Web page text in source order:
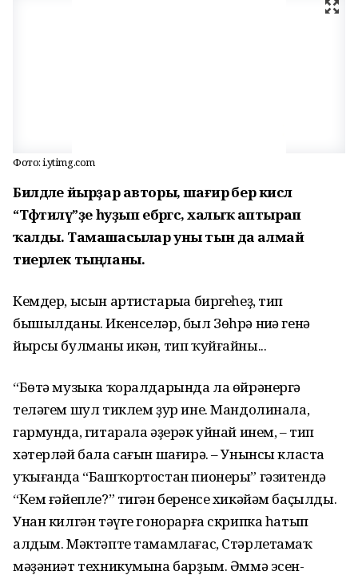
Фото: i.ytimg.com
Билдәле йырҙар авторы, шағирә бер кисәлә
“Тәфтиләү”ҙе һуҙып ебәргәс, халыҡ аптырап
ҡалды. Тамашасылар уны тын да алмай
тиерлек тыңланы.
Кемдер, ысын артистарыңа биргеһеҙ, тип
бышылданы. Икенселәр, был Зөһрә ниңә генә
йырсы булманы икән, тип ҡуйғайны...
“Бөтә музыка ҡоралдарында ла өйрәнергә
теләгем шул тиклем ҙур ине. Мандолинала,
гармунда, гитарала әҙерәк уйнай инем, – тип
хәтерләй бала сағын шағирә. – Унынсы класта
уҡығанда “Башҡортостан пионеры” гәзитендә
“Кем ғәйепле?” тигән беренсе хикәйәм баҫылды.
Унан килгән тәүге гонорарға скрипка һатып
алдым. Мәктәпте тамамлағас, Стәрлетамаҡ
мәҙәниәт техникумына барҙым. Әммә эсен-